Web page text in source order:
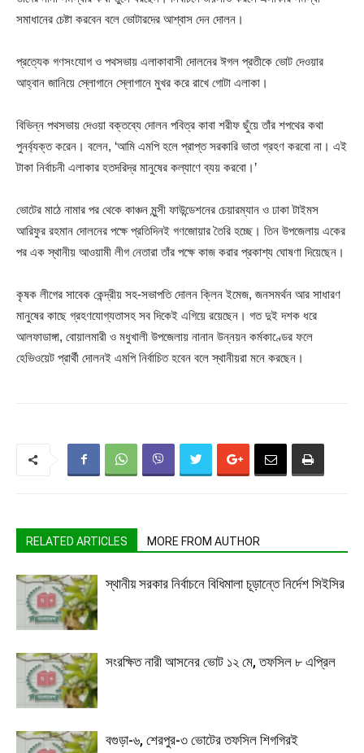
সমাধানের চেষ্টা করবেন বলে ভোটারদের আশ্বাস দেন দোলন।
প্রত্যেক গণসংযোগ ও পথসভায় এলাকাবাসী দোলনের ঈগল প্রতীকে ভোট দেওয়ার
আহ্বান জানিয়ে স্লোগানে স্লোগানে মুখর করে রাখে গোটা এলাকা।
বিভিন্ন পথসভায় দেওয়া বক্তব্যে দোলন পবিত্র কাবা শরীফ ছুঁয়ে তাঁর শপথের কথা
পুনর্ব্যক্ত করেন। বলেন, ‘আমি এমপি হলে প্রাপ্ত সরকারি ভাতা গ্রহণ করবো না। এই
টাকা নির্বাচনী এলাকার হতদরিদ্র মানুষের কল্যাণে ব্যয় করবো।’
ভোটের মাঠে নামার পর থেকে কাঞ্চন মুন্সী ফাউন্ডেশনের চেয়ারম্যান ও ঢাকা টাইমস
আরিফুর রহমান দোলনের পক্ষে প্রতিদিনই গণজোয়ার তৈরি হচ্ছে। তিন উপজেলায় একের
পর এক স্থানীয় আওয়ামী লীগ নেতারা তাঁর পক্ষে কাজ করার প্রকাশ্য ঘোষণা দিয়েছেন।
কৃষক লীগের সাবেক কেন্দ্রীয় সহ-সভাপতি দোলন ক্লিন ইমেজ, জনসমর্থন আর সাধারণ
মানুষের কাছে গ্রহণযোগ্যতাসহ সব দিকেই এগিয়ে রয়েছেন। গত দুই দশক ধরে
আলফাডাঙ্গা, বোয়ালমারী ও মধুখালী উপজেলায় নানান উন্নয়ন কর্মকাণ্ডের ফলে
হেভিওয়েট প্রার্থী দোলনই এমপি নির্বাচিত হবেন বলে স্থানীয়রা মনে করছেন।
RELATED ARTICLES MORE FROM AUTHOR
স্থানীয় সরকার নির্বাচনে বিধিমালা চূড়ান্তে নির্দেশ সিইসির
সংরক্ষিত নারী আসনের ভোট ১২ মে, তফসিল ৮ এপ্রিল
বগুড়া-৬, শেরপুর-৩ ভোটের তফসিল শিগগিরই